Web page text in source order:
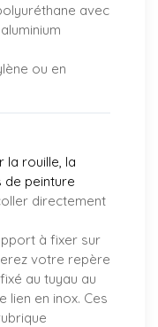
avec
ou en
la rouille, la
peinture
directement
à fixer sur
votre repère
au tuyau au
lien en inox. Ces